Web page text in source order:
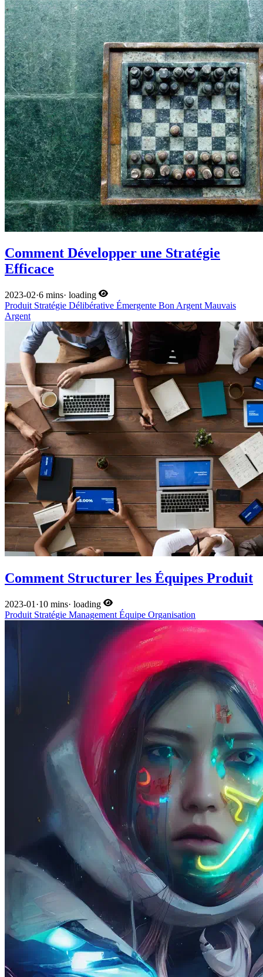
Comment Développer une Stratégie
Efficace
2023-02·6 mins· loading
Produit Stratégie Délibérative Émergente Bon Argent Mauvais
Argent
Comment Structurer les Équipes Produit
2023-01 ·10 mins· loading
Produit Stratégie Management Équipe Organisation